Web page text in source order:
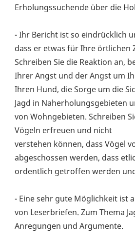
Erholungssuchende über die
- Ihr Bericht ist so eindrücklich
dass er etwas für Ihre örtlichen
Schreiben Sie die Reaktion an,
Ihrer Angst und der Angst um
Ihren Hund, die Sorge um die
Jagd in Naherholungsgebieten
von Wohngebieten. Schreiben
Vögeln erfreuen und nicht
verstehen können, dass Vögel
abgeschossen werden, dass
ordentlich getroffen werden
- Eine sehr gute Möglichkeit ist
von Leserbriefen. Zum Thema
Anregungen und Argumente.